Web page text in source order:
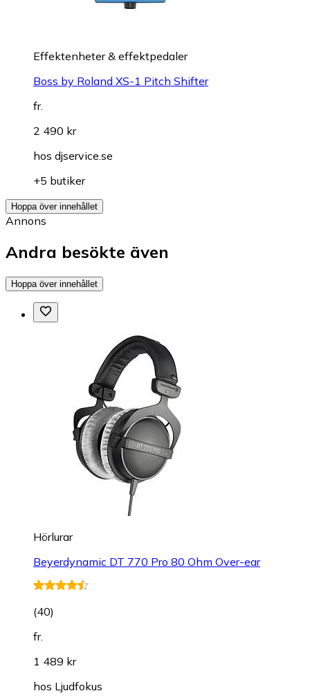
Effektenheter & effektpedaler
Boss by Roland XS-1 Pitch Shifter
fr.
2 490 kr
hos djservice.se
+5 butiker
Hoppa över innehållet
Annons
Andra besökte även
Hoppa över innehållet
Hörlurar
Beyerdynamic DT 770 Pro 80 Ohm Over-ear
(40)
fr.
1 489 kr
hos Ljudfokus